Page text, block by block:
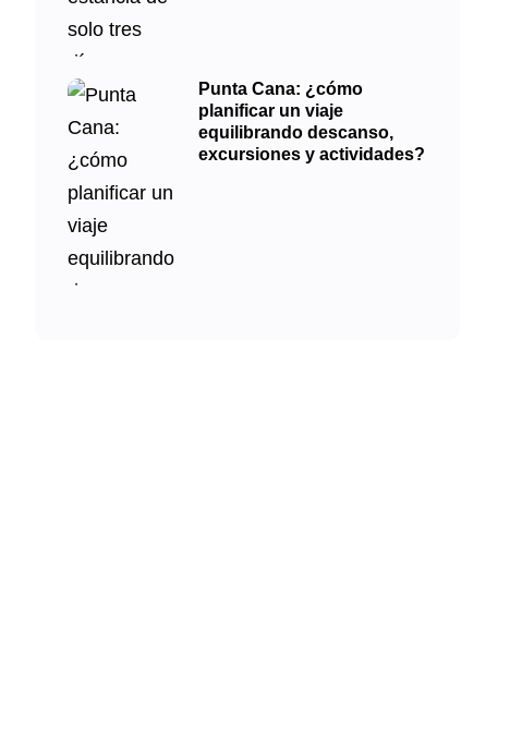
Punta Cana: ¿cómo
planificar un viaje
equilibrando descanso,
excursiones y actividades?